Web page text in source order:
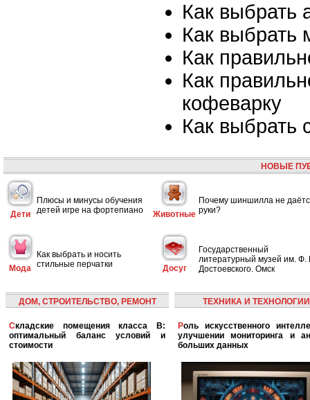
Как выбрать
Как выбрать
Как
Как
кофеварку
Как выбрать
НОВЫЕ
Дети
Плюсы и минусы обучения
детей игре на фортепиано
Животные
Почему шиншилла не
руки?
Мода
Как выбрать и носить
стильные перчатки
Досуг
Государственный
литературный музей им. Ф.
Достоевского. Омск
ДОМ, СТРОИТЕЛЬСТВО, РЕМОНТ
Складские помещения класса B:
оптимальный баланс условий и
стоимости
ТЕХНИКА И ТЕХНОЛОГИИ
Роль искусственного интеллекта в
улучшении мониторинга и
больших данных